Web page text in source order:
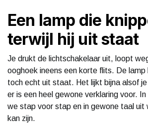
Een lamp die
terwijl hij uit staat
Je drukt de lichtschakelaar uit, loopt
ooghoek ineens een korte flits. De lamp
toch echt uit staat. Het lijkt bijna alsof
er is een heel gewone verklaring voor.
we stap voor stap en in gewone taal uit
kan zijn.